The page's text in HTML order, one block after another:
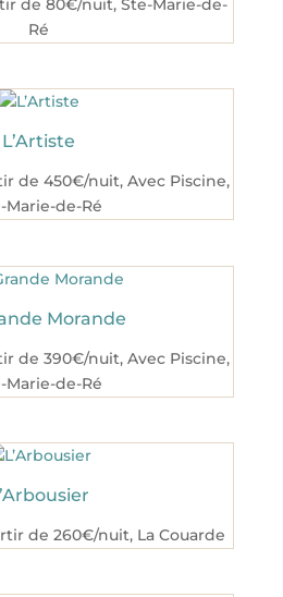
de 80€/nuit, Ste-Marie-de-
Ré
L’Artiste
de 450€/nuit, Avec Piscine,
Marie-de-Ré
Morande
de 390€/nuit, Avec Piscine,
Marie-de-Ré
de 260€/nuit, La Couarde